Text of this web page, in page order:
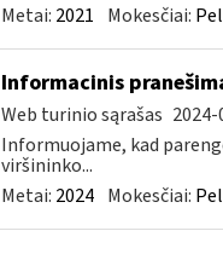
Metai: 2021 Mokesčiai:
Informacinis
Web turinio sąrašas
Informuojame, kad
viršininko...
Metai: 2024 Mokesčiai: